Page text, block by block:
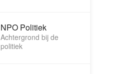
NPO Politiek
Achtergrond bij de
politiek